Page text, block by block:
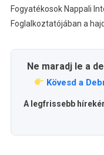
Fogyatékosok Nappali
Foglalkoztatójában a
Ne maradj le a
Kövesd a
A legfrissebb